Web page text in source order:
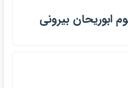
ابوريحان بيروني